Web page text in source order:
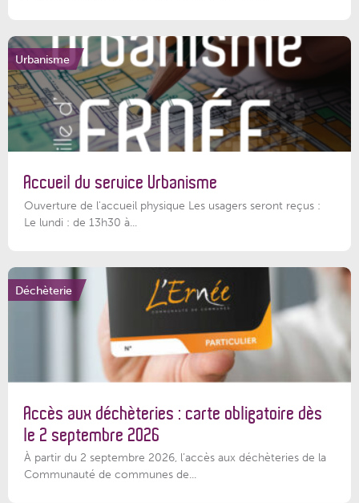
Urbanisme
Accueil du service Urbanisme
Ouverture de l'accueil physique Les usagers seront reçus :
Le lundi : de 13h30 à...
Déchèterie
Accès aux déchèteries : carte obligatoire dès
le 2 septembre 2026
À partir du 2 septembre 2026, l’accès aux déchèteries de la
Communauté de communes de...